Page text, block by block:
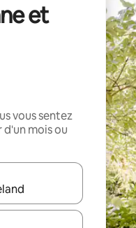
et
vous sentez
d'un mois ou
les flèches vers le haut